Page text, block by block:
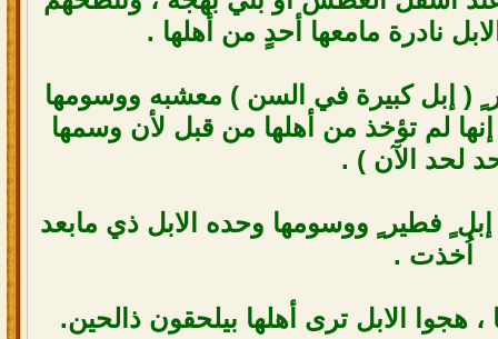
نادرة مامعها أحدٍ من أهلها .
( إبل كبيرة في السن ) معشبه ووسومها
لم تؤخذ من أهلها من قبل لأن وسمها
لحد الآن ) .
إبل ٍ فطير ٍ ووسومها وحده الابل ذي مابعد
اُخذت .
، هجوا الابل ترى أهلها بيلحقون ذالحين.